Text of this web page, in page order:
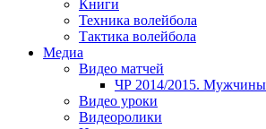
Книги
Техника волейбола
Тактика волейбола
Медиа
Видео матчей
ЧР 2014/2015. Мужчины
Видео уроки
Видеоролики